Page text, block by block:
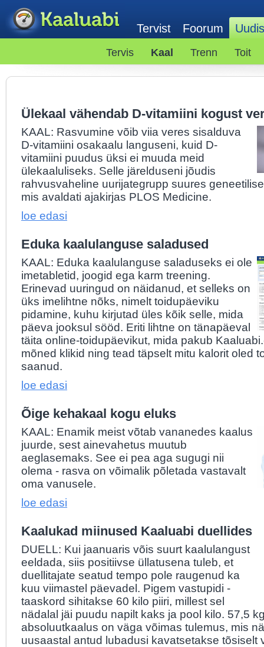
Tervist Foorum
Tervis Kaal Trenn Toit
Ülekaal vähendab D-vitamiini kogust
KAAL: Rasvumine võib viia veres sisalduva
D-vitamiini osakaalu languseni, kuid D-
vitamiini puudus üksi ei muuda meid
ülekaaluliseks. Selle järelduseni jõudis
rahvusvaheline uurijategrupp suures
mis avaldati ajakirjas PLOS Medicine.
loe edasi
Eduka kaalulanguse saladused
KAAL: Eduka kaalulanguse saladuseks ei ole
imetabletid, joogid ega karm treening.
Erinevad uuringud on näidanud, et selleks on
üks imelihtne nõks, nimelt toidupäeviku
pidamine, kuhu kirjutad üles kõik selle, mida
päeva jooksul sööd. Eriti lihtne on tänapäeval
täita online-toidupäevikut, mida pakub
mõned klikid ning tead täpselt mitu kalorit oled
saanud.
loe edasi
Õige kehakaal kogu eluks
KAAL: Enamik meist võtab vananedes kaalus
juurde, sest ainevahetus muutub
aeglasemaks. See ei pea aga sugugi nii
olema - rasva on võimalik põletada vastavalt
oma vanusele.
loe edasi
Kaalukad miinused Kaaluabi duellides
DUELL: Kui jaanuaris võis suurt kaalulangust
eeldada, siis positiivse üllatusena tuleb, et
duellitajate seatud tempo pole raugenud ka
kuu viimastel päevadel. Pigem vastupidi -
taaskord sihitakse 60 kilo piiri, millest sel
nädalal jäi puudu napilt kaks ja pool kilo. 57,5
absoluutkaalus on väga võimas tulemus, mis
uusaastal antud lubadusi kavatsetakse tõsiselt